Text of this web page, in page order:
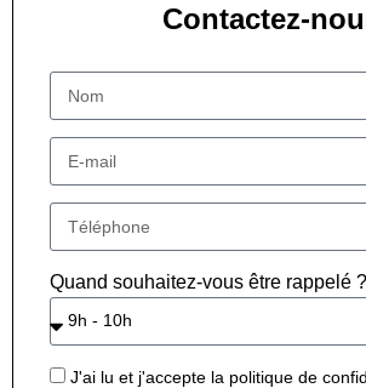
Contactez-
Quand souhaitez-vous être rappelé ?
J'ai lu et j'accepte la politique de